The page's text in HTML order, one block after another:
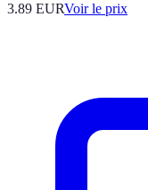
3.89 EURVoir le prix